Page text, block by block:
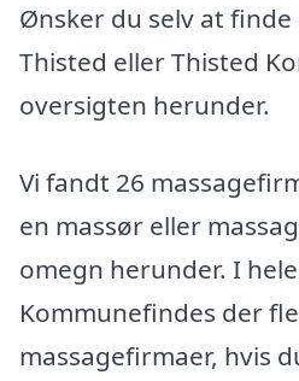
Ønsker du selv at finde
Thisted eller Thisted
oversigten herunder.
Vi fandt 26
en massør eller
omegn herunder. I
Kommunefindes der
massagefirmaer, hvis